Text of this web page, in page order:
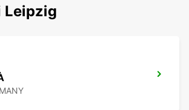
Leipzig